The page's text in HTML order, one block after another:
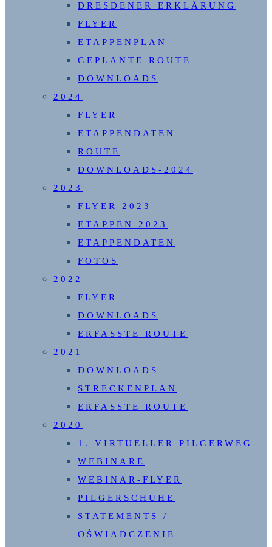
DRESDENER ERKLÄRUNG
FLYER
ETAPPENPLAN
GEPLANTE ROUTE
DOWNLOADS
2024
FLYER
ETAPPENDATEN
ROUTE
DOWNLOADS-2024
2023
FLYER 2023
ETAPPEN 2023
ETAPPENDATEN
FOTOS
2022
FLYER
DOWNLOADS
ERFASSTE ROUTE
2021
DOWNLOADS
STRECKENPLAN
ERFASSTE ROUTE
2020
1. VIRTUELLER PILGERWEG
WEBINARE
WEBINAR-FLYER
PILGERSCHUHE
STATEMENTS /
OŚWIADCZENIE